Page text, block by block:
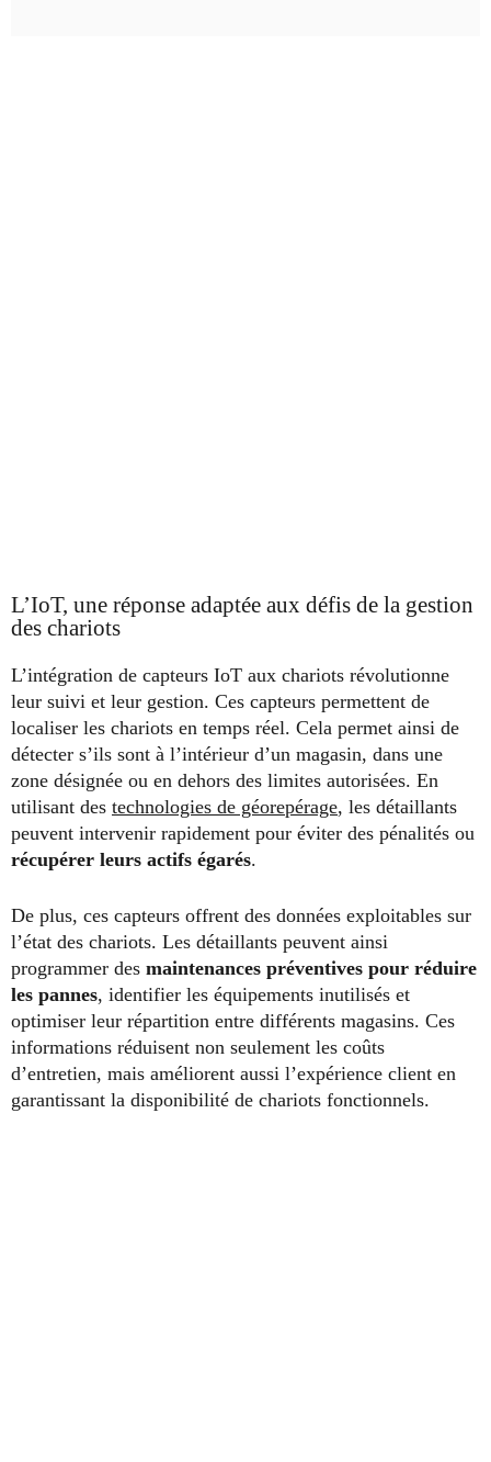
L’IoT, une réponse adaptée aux défis de la gestion
des chariots
L’intégration de capteurs IoT aux chariots révolutionne
leur suivi et leur gestion. Ces capteurs permettent de
localiser les chariots en temps réel. Cela permet ainsi de
détecter s’ils sont à l’intérieur d’un magasin, dans une
zone désignée ou en dehors des limites autorisées. En
utilisant des technologies de géorepérage, les détaillants
peuvent intervenir rapidement pour éviter des pénalités ou
récupérer leurs actifs égarés.
De plus, ces capteurs offrent des données exploitables sur
l’état des chariots. Les détaillants peuvent ainsi
programmer des maintenances préventives pour réduire
les pannes, identifier les équipements inutilisés et
optimiser leur répartition entre différents magasins. Ces
informations réduisent non seulement les coûts
d’entretien, mais améliorent aussi l’expérience client en
garantissant la disponibilité de chariots fonctionnels.